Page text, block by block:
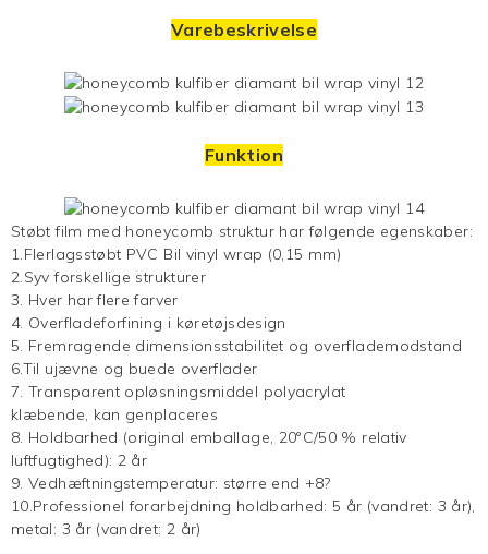
Varebeskrivelse
Funktion
Støbt film med honeycomb struktur har følgende egenskaber:
1.Flerlagsstøbt PVC Bil vinyl wrap (0,15 mm)
2.Syv forskellige strukturer
3. Hver har flere farver
4. Overfladeforfining i køretøjsdesign
5. Fremragende dimensionsstabilitet og overflademodstand
6.Til ujævne og buede overflader
7. Transparent opløsningsmiddel polyacrylat
klæbende, kan genplaceres
8. Holdbarhed (original emballage, 20°C/50 % relativ
luftfugtighed): 2 år
9. Vedhæftningstemperatur: større end +8?
10.Professionel forarbejdning holdbarhed: 5 år (vandret: 3 år),
metal: 3 år (vandret: 2 år)